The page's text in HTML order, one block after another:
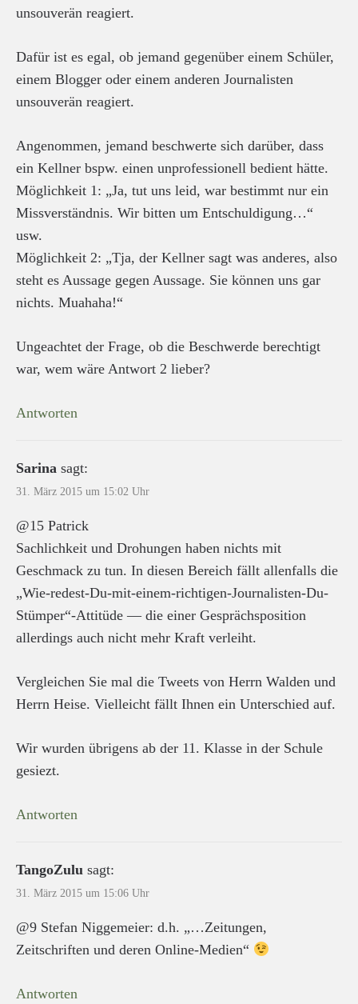
unsouverän reagiert.
Dafür ist es egal, ob jemand gegenüber einem Schüler,
einem Blogger oder einem anderen Journalisten
unsouverän reagiert.
Angenommen, jemand beschwerte sich darüber, dass
ein Kellner bspw. einen unprofessionell bedient hätte.
Möglichkeit 1: „Ja, tut uns leid, war bestimmt nur ein
Missverständnis. Wir bitten um Entschuldigung…“
usw.
Möglichkeit 2: „Tja, der Kellner sagt was anderes, also
steht es Aussage gegen Aussage. Sie können uns gar
nichts. Muahaha!“
Ungeachtet der Frage, ob die Beschwerde berechtigt
war, wem wäre Antwort 2 lieber?
Antworten
Sarina sagt:
31. März 2015 um 15:02 Uhr
@15 Patrick
Sachlichkeit und Drohungen haben nichts mit
Geschmack zu tun. In diesen Bereich fällt allenfalls die
„Wie-redest-Du-mit-einem-richtigen-Journalisten-Du-
Stümper“-Attitüde — die einer Gesprächsposition
allerdings auch nicht mehr Kraft verleiht.
Vergleichen Sie mal die Tweets von Herrn Walden und
Herrn Heise. Vielleicht fällt Ihnen ein Unterschied auf.
Wir wurden übrigens ab der 11. Klasse in der Schule
gesiezt.
Antworten
TangoZulu sagt:
31. März 2015 um 15:06 Uhr
@9 Stefan Niggemeier: d.h. „…Zeitungen,
Zeitschriften und deren Online-Medien“
Antworten